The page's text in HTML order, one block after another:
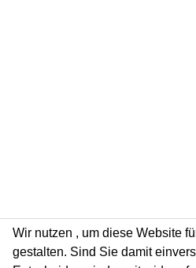
Wir nutzen , um diese Website
gestalten. Sind Sie damit